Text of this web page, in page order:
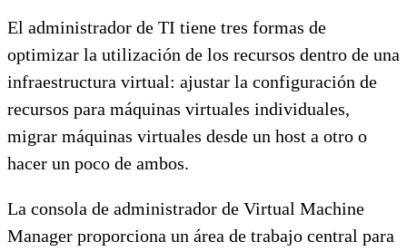
El administrador de TI tiene tres formas de
optimizar la utilización de los recursos dentro de una
infraestructura virtual: ajustar la configuración de
recursos para máquinas virtuales individuales,
migrar máquinas virtuales desde un host a otro o
hacer un poco de ambos.
La consola de administrador de Virtual Machine
Manager proporciona un área de trabajo central para